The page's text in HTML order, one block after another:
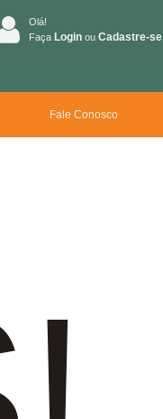
Olá!
Faça Login ou Cadastre-se
Fale Conosco